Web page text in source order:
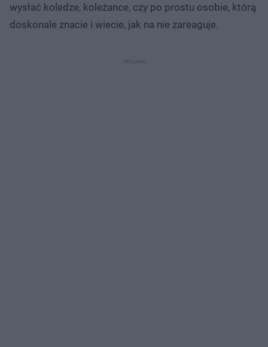
wysłać koledze, koleżance, czy po prostu osobie, którą
doskonale znacie i wiecie, jak na nie zareaguje.